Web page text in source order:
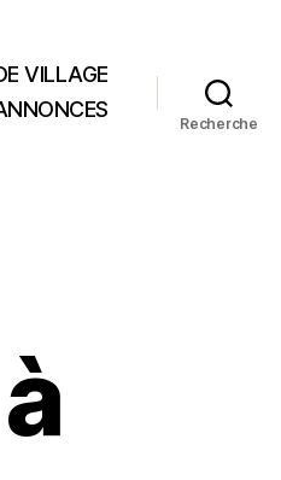
VILLAGE
Recherche